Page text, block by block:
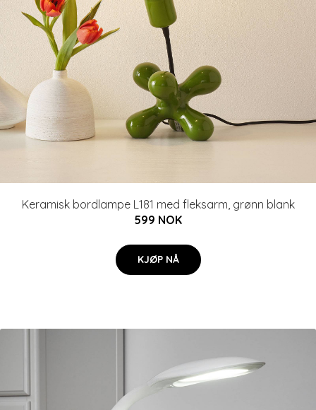
Keramisk bordlampe L181 med fleksarm, grønn blank
599 NOK
KJØP NÅ